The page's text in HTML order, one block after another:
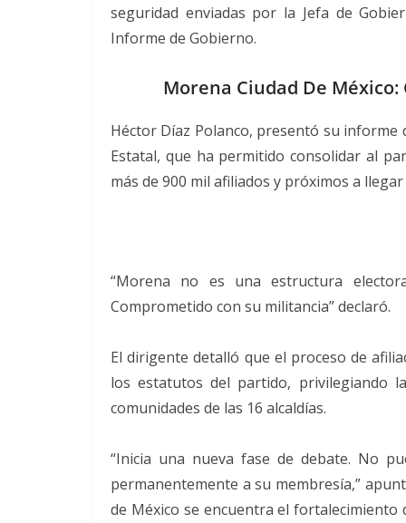
seguridad enviadas por la Jefa de
Informe de Gobierno.
Morena Ciudad De
Héctor Díaz Polanco, presentó su
Estatal, que ha permitido consolidar al
más de 900 mil afiliados y próximos a
“Morena no es una estructura
Comprometido con su militancia” declaró.
El dirigente detalló que el proceso de
los estatutos del partido, privilegiando
comunidades de las 16 alcaldías.
“Inicia una nueva fase de debate. No
permanentemente a su membresía,”
de México se encuentra el